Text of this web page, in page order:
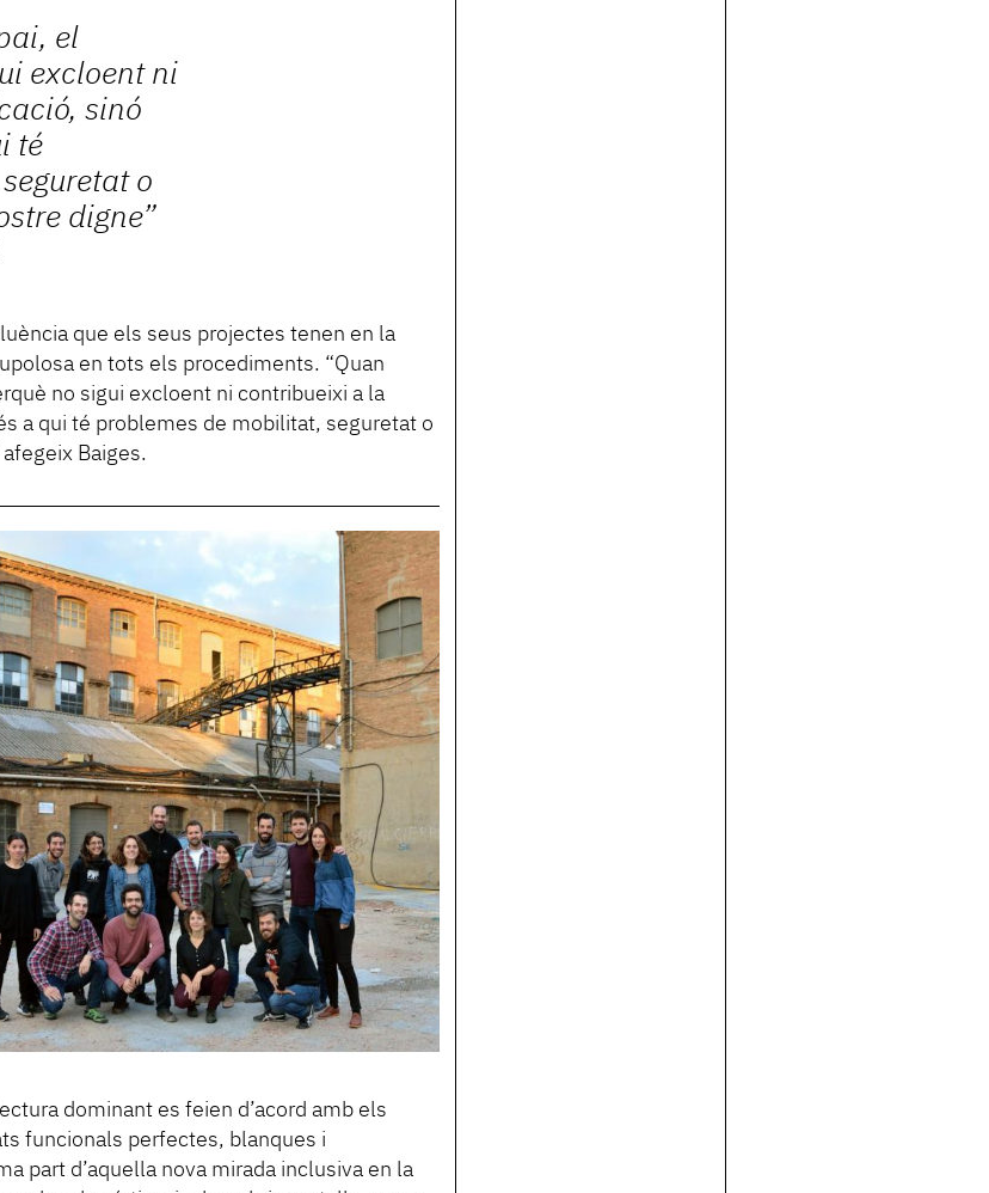
el
excloent ni
sinó
té
o
digne”
que els seus projectes tenen en la
en tots els procediments. “Quan
no sigui excloent ni contribueixi a la
a qui té problemes de mobilitat, seguretat o
Baiges.
dominant es feien d’acord amb els
funcionals perfectes, blanques i
part d’aquella nova mirada inclusiva en la